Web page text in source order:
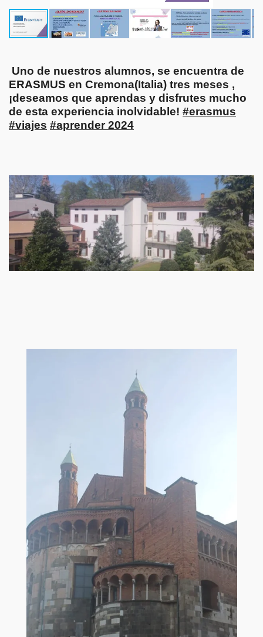
Uno de nuestros alumnos, se encuentra de
ERASMUS en Cremona(Italia) tres meses ,
¡deseamos que aprendas y disfrutes mucho
de esta experiencia inolvidable! #erasmus
#viajes #aprender 2024